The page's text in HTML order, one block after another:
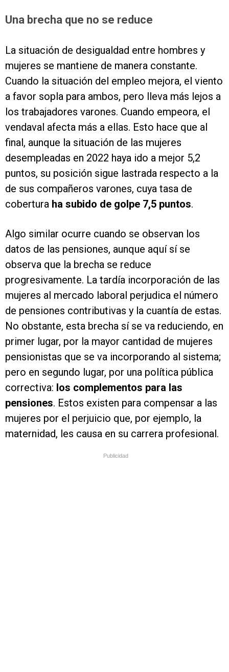
Una brecha que no se reduce
La situación de desigualdad entre hombres y
mujeres se mantiene de manera constante.
Cuando la situación del empleo mejora, el viento
a favor sopla para ambos, pero lleva más lejos a
los trabajadores varones. Cuando empeora, el
vendaval afecta más a ellas. Esto hace que al
final, aunque la situación de las mujeres
desempleadas en 2022 haya ido a mejor 5,2
puntos, su posición sigue lastrada respecto a la
de sus compañeros varones, cuya tasa de
cobertura ha subido de golpe 7,5 puntos.
Algo similar ocurre cuando se observan los
datos de las pensiones, aunque aquí sí se
observa que la brecha se reduce
progresivamente. La tardía incorporación de las
mujeres al mercado laboral perjudica el número
de pensiones contributivas y la cuantía de estas.
No obstante, esta brecha sí se va reduciendo, en
primer lugar, por la mayor cantidad de mujeres
pensionistas que se va incorporando al sistema;
pero en segundo lugar, por una política pública
correctiva: los complementos para las
pensiones. Estos existen para compensar a las
mujeres por el perjuicio que, por ejemplo, la
maternidad, les causa en su carrera profesional.
Publicidad